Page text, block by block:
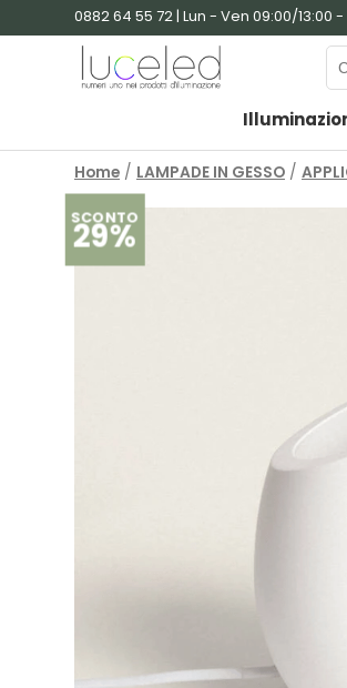
0882 64 55 72 | Lun - Ven 09:00/13:00 -
Home / LAMPADE IN GESSO /
SCONTO
29%